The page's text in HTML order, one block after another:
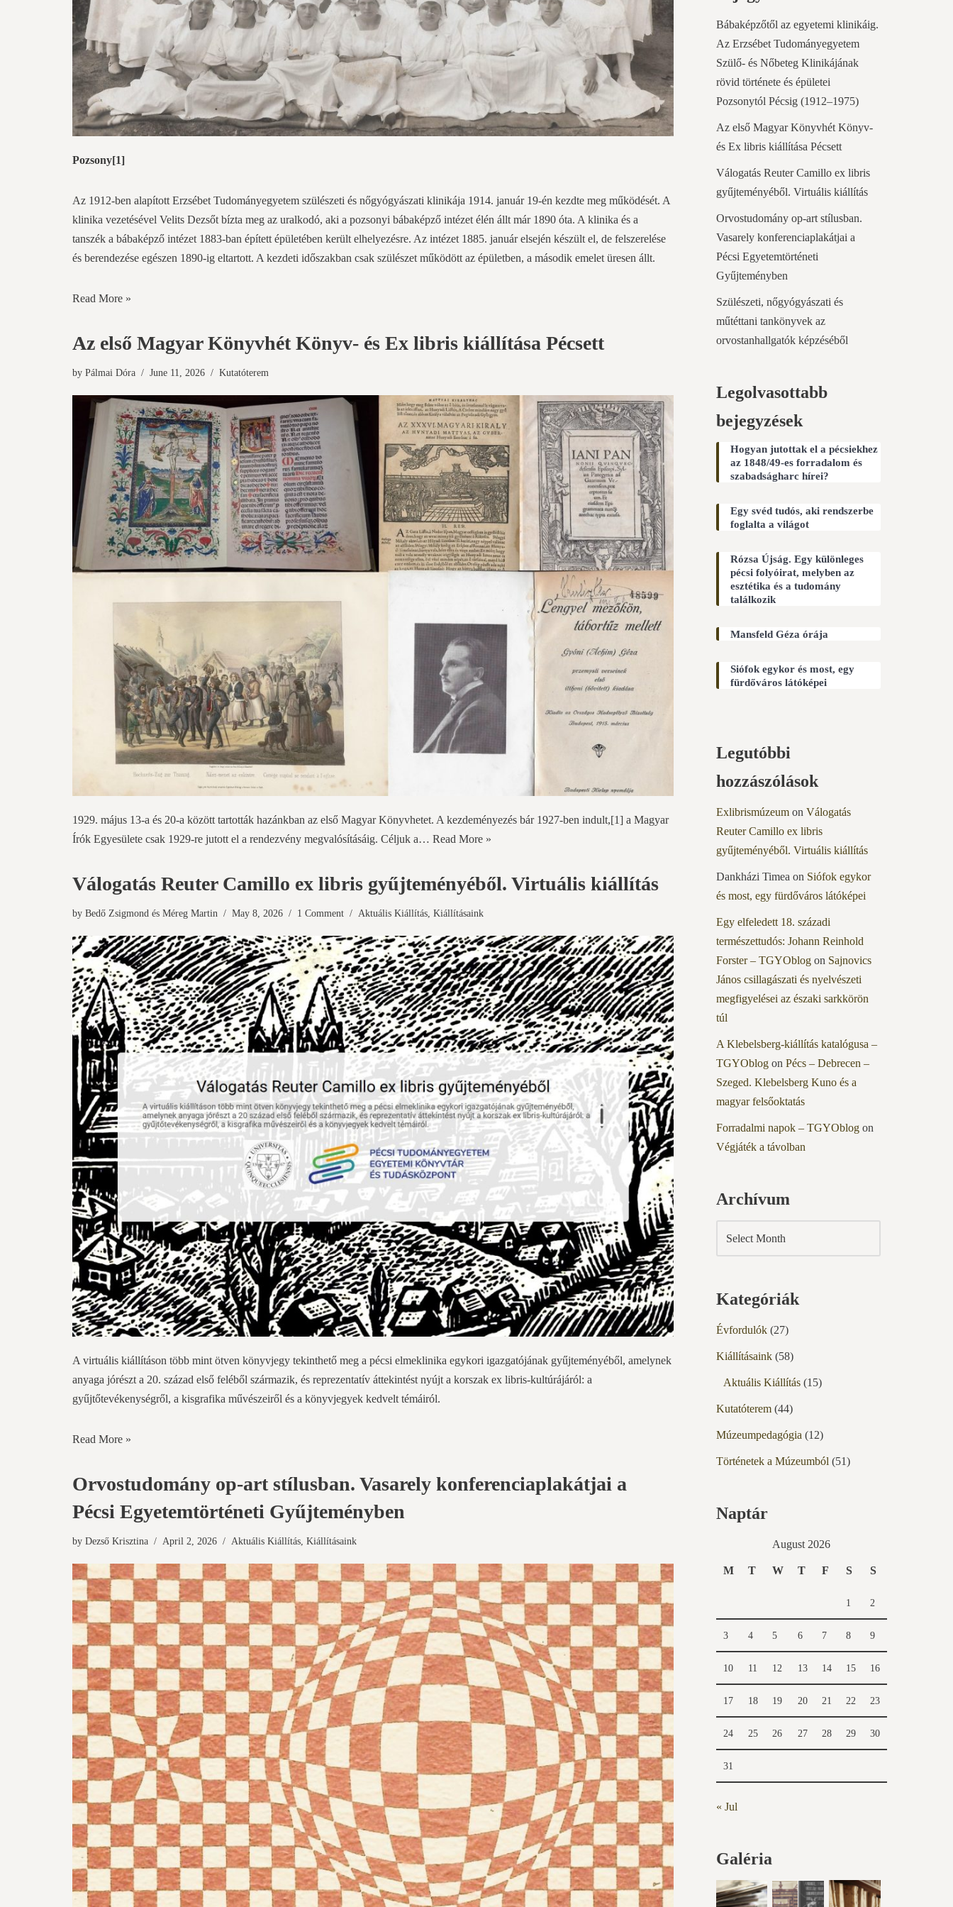
Pozsony[1]
Az 1912-ben alapított Erzsébet Tudományegyetem szülészeti és nőgyógyászati klinikája 1914. január 19-én kezdte meg működését. A
klinika vezetésével Velits Dezsőt bízta meg az uralkodó, aki a pozsonyi bábaképző intézet élén állt már 1890 óta. A klinika és a
tanszék a bábaképző intézet 1883-ban épített épületében került elhelyezésre. Az intézet 1885. január elsején készült el, de felszerelése
és berendezése egészen 1890-ig eltartott. A kezdeti időszakban csak szülészet működött az épületben, a második emelet üresen állt.
Read More »
Az első Magyar Könyvhét Könyv- és Ex libris kiállítása Pécsett
by Pálmai Dóra June 11, 2026 Kutatóterem
1929. május 13-a és 20-a között tartották hazánkban az első Magyar Könyvhetet. A kezdeményezés bár 1927-ben indult,[1] a Magyar
Írók Egyesülete csak 1929-re jutott el a rendezvény megvalósításáig. Céljuk a… Read More »
Válogatás Reuter Camillo ex libris gyűjteményéből. Virtuális kiállítás
by Bedő Zsigmond és Méreg Martin May 8, 2026 1 Comment Aktuális Kiállítás Kiállításaink
A virtuális kiállításon több mint ötven könyvjegy tekinthető meg a pécsi elmeklinika egykori igazgatójának gyűjteményéből, amelynek
anyaga jórészt a 20. század első feléből származik, és reprezentatív áttekintést nyújt a korszak ex libris-kultúrájáról: a
gyűjtőtevékenységről, a kisgrafika művészeiről és a könyvjegyek kedvelt témáiról.
Read More »
Orvostudomány op-art stílusban. Vasarely konferenciaplakátjai a
Pécsi Egyetemtörténeti Gyűjteményben
by Dezső Krisztina April 2, 2026 Aktuális Kiállítás Kiállításaink
Bábaképzőtől az egyetemi klinikáig.
Az Erzsébet Tudományegyetem
Szülő- és Nőbeteg Klinikájának
rövid története és épületei
Pozsonytól Pécsig (1912–1975)
Az első Magyar Könyvhét Könyv-
és Ex libris kiállítása Pécsett
Válogatás Reuter Camillo ex libris
gyűjteményéből. Virtuális kiállítás
Orvostudomány op-art stílusban.
Vasarely konferenciaplakátjai a
Pécsi Egyetemtörténeti
Gyűjteményben
Szülészeti, nőgyógyászati és
műtéttani tankönyvek az
orvostanhallgatók képzéséből
Legolvasottabb
bejegyzések
Hogyan jutottak el a pécsiekhez
az 1848/49-es forradalom és
szabadságharc hírei?
Egy svéd tudós, aki rendszerbe
foglalta a világot
Rózsa Újság. Egy különleges
pécsi folyóirat, melyben az
esztétika és a tudomány
találkozik
Mansfeld Géza órája
Siófok egykor és most, egy
fürdőváros látóképei
Legutóbbi
hozzászólások
Exlibrismúzeumon Válogatás
Reuter Camillo ex libris
gyűjteményéből. Virtuális kiállítás
Dankházi Timea on Siófok egykor
és most, egy fürdőváros látóképei
Egy elfeledett 18. századi
természettudós: Johann Reinhold
Forster – TGYOblogon Sajnovics
János csillagászati és nyelvészeti
megfigyelései az északi sarkkörön
túl
A Klebelsberg-kiállítás katalógusa –
TGYOblogon Pécs – Debrecen –
Szeged. Klebelsberg Kuno és a
magyar felsőoktatás
Forradalmi napok – TGYOblogon
Végjáték a távolban
Archívum
Kategóriák
Évfordulók(27)
Kiállításaink(58)
Aktuális Kiállítás(15)
Kutatóterem(44)
Múzeumpedagógia (12)
Történetek a Múzeumból (51)
Naptár
August 2026
M T W T F S S
1 2
3 4 5 6 7 8 9
10 11 12 13 14 15 16
17 18 19 20 21 22 23
24 25 26 27 28 29 30
31
« Jul
Galéria